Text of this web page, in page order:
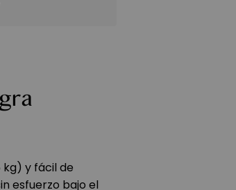
kg) y fácil de
esfuerzo bajo el